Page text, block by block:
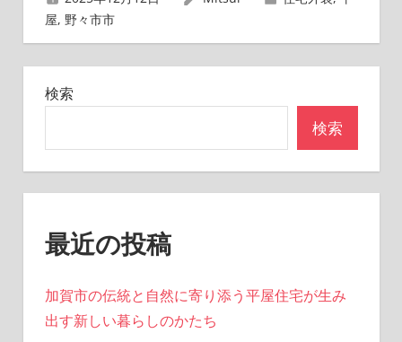
ー
シ
ョ
屋, 野々市市
検索
検索
最近の投稿
加賀市の伝統と自然に寄り添う平屋住宅が生み
出す新しい暮らしのかたち